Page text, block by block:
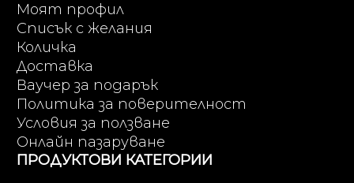
Моят профил
Списък с желания
Количка
Доставка
Ваучер за подарък
Политика за поверителност
Условия за ползване
Онлайн пазаруване
ПРОДУКТОВИ КАТЕГОРИИ